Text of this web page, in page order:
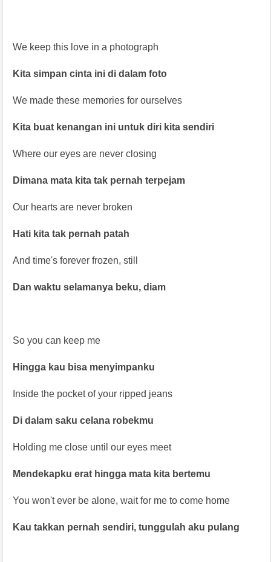
We keep this love in a photograph
Kita simpan cinta ini di dalam foto
We made these memories for ourselves
Kita buat kenangan ini untuk diri kita sendiri
Where our eyes are never closing
Dimana mata kita tak pernah terpejam
Our hearts are never broken
Hati kita tak pernah patah
And time's forever frozen, still
Dan waktu selamanya beku, diam
So you can keep me
Hingga kau bisa menyimpanku
Inside the pocket of your ripped jeans
Di dalam saku celana robekmu
Holding me close until our eyes meet
Mendekapku erat hingga mata kita bertemu
You won't ever be alone, wait for me to come home
Kau takkan pernah sendiri, tunggulah aku pulang